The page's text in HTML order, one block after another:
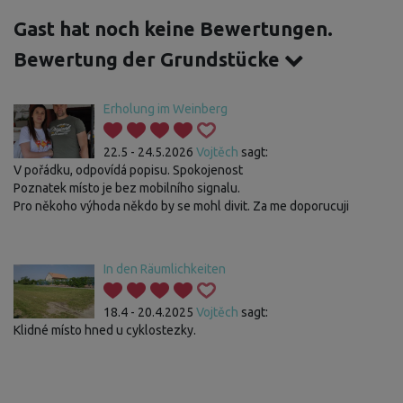
Gast hat noch keine Bewertungen.
Bewertung der Grundstücke
Erholung im Weinberg
22.5 - 24.5.2026 Vojtěch sagt:
V pořádku, odpovídá popisu. Spokojenost
Poznatek místo je bez mobilního signalu.
Pro někoho výhoda někdo by se mohl divit. Za me doporucuji
In den Räumlichkeiten
18.4 - 20.4.2025 Vojtěch sagt:
Klidné místo hned u cyklostezky.